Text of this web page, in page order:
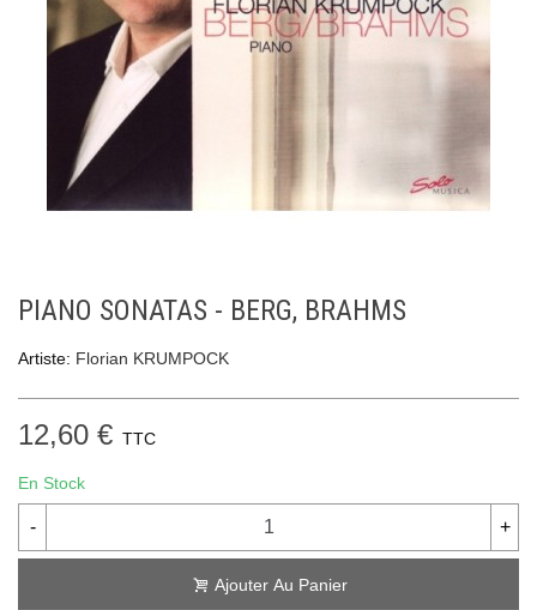
PIANO SONATAS - BERG, BRAHMS
Artiste: Florian KRUMPOCK
12,60 € TTC
En Stock
- +
Ajouter Au Panier